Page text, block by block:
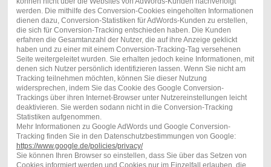
werden. Die mithilfe des Conversion-Cookies eingeholten Informationen
dienen dazu, Conversion-Statistiken für AdWords-Kunden zu erstellen,
die sich für Conversion-Tracking entschieden haben. Die Kunden
erfahren die Gesamtanzahl der Nutzer, die auf ihre Anzeige geklickt
haben und zu einer mit einem Conversion-Tracking-Tag versehenen
Seite weitergeleitet wurden. Sie erhalten jedoch keine Informationen, mit
denen sich Nutzer persönlich identifizieren lassen. Wenn Sie nicht am
Tracking teilnehmen möchten, können Sie dieser Nutzung
widersprechen, indem Sie das Cookie des Google Conversion-
Trackings über ihren Internet-Browser unter Nutzereinstellungen leicht
deaktivieren. Sie werden sodann nicht in die Conversion-Tracking
Statistiken aufgenommen.
Mehr Informationen zu Google AdWords und Google Conversion-
Tracking finden Sie in den Datenschutzbestimmungen von Google:
https://www.google.de/policies/privacy/
Sie können Ihren Browser so einstellen, dass Sie über das Setzen von
Cookies informiert werden und Cookies nur im Einzelfall erlauben, die